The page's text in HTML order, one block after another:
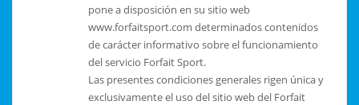
pone a disposición en su sitio web
www.forfaitsport.com determinados contenidos
de carácter informativo sobre el funcionamiento
del servicio Forfait Sport.
Las presentes condiciones generales rigen única y
exclusivamente el uso del sitio web del Forfait